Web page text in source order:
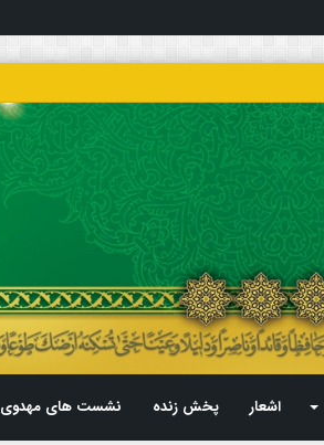
اشعار پخش زنده نشست های مهدوی